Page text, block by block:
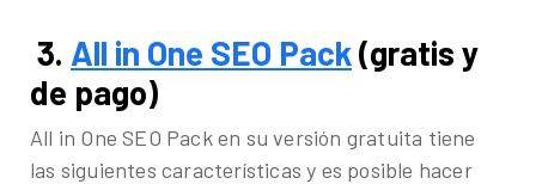
3. All in One SEO Pack(gratis y
de pago)
All in One SEO Pack en su versión gratuita tiene
las siguientes características y es posible hacer